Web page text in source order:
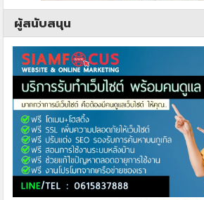
ผู้สนับสนุน